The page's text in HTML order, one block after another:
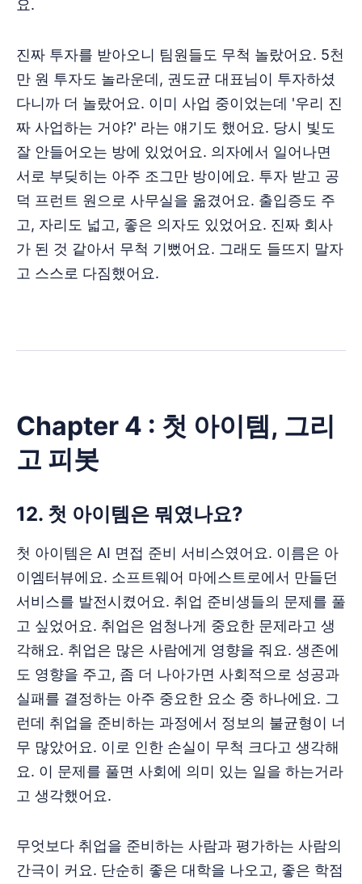
요.
진짜 투자를 받아오니 팀원들도 무척 놀랐어요. 5천
만 원 투자도 놀라운데, 권도균 대표님이 투자하셨
다니까 더 놀랐어요. 이미 사업 중이었는데 '우리 진
짜 사업하는 거야?' 라는 얘기도 했어요. 당시 빛도
잘 안들어오는 방에 있었어요. 의자에서 일어나면
서로 부딪히는 아주 조그만 방이에요. 투자 받고 공
덕 프런트 원으로 사무실을 옮겼어요. 출입증도 주
고, 자리도 넓고, 좋은 의자도 있었어요. 진짜 회사
가 된 것 같아서 무척 기뻤어요. 그래도 들뜨지 말자
고 스스로 다짐했어요.
Chapter 4 : 첫 아이템, 그리
고 피봇
12. 첫 아이템은 뭐였나요?
첫 아이템은 AI 면접 준비 서비스였어요. 이름은 아
이엠터뷰에요. 소프트웨어 마에스트로에서 만들던
서비스를 발전시켰어요. 취업 준비생들의 문제를 풀
고 싶었어요. 취업은 엄청나게 중요한 문제라고 생
각해요. 취업은 많은 사람에게 영향을 줘요. 생존에
도 영향을 주고, 좀 더 나아가면 사회적으로 성공과
실패를 결정하는 아주 중요한 요소 중 하나에요. 그
런데 취업을 준비하는 과정에서 정보의 불균형이 너
무 많았어요. 이로 인한 손실이 무척 크다고 생각해
요. 이 문제를 풀면 사회에 의미 있는 일을 하는거라
고 생각했어요.
무엇보다 취업을 준비하는 사람과 평가하는 사람의
간극이 커요. 단순히 좋은 대학을 나오고, 좋은 학점